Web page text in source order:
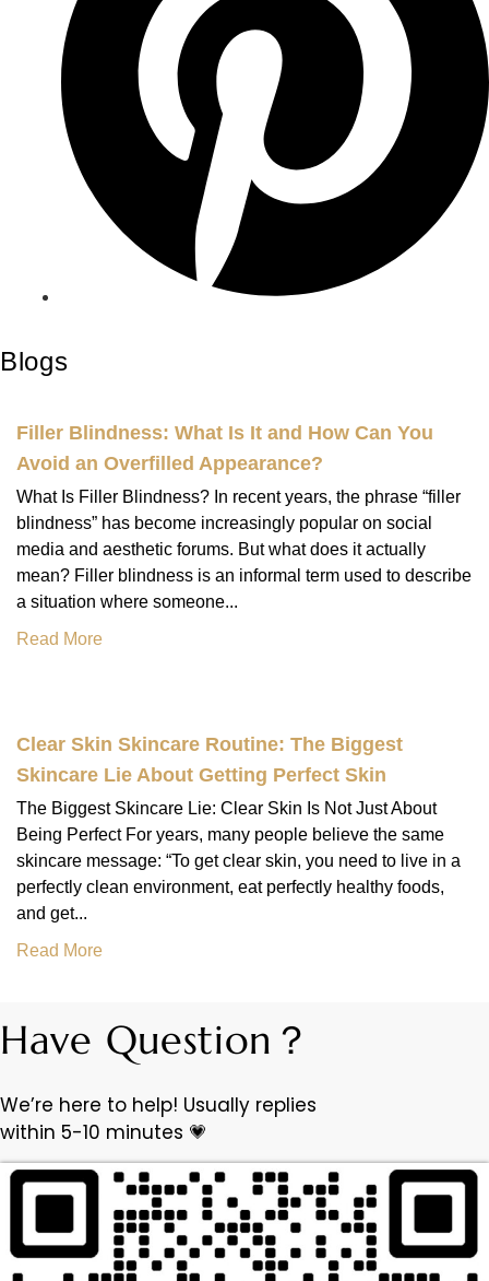
Blogs
Filler Blindness: What Is It and How Can You
Avoid an Overfilled Appearance?
What Is Filler Blindness? In recent years, the phrase “filler
blindness” has become increasingly popular on social
media and aesthetic forums. But what does it actually
mean? Filler blindness is an informal term used to describe
a situation where someone...
Read More
Clear Skin Skincare Routine: The Biggest
Skincare Lie About Getting Perfect Skin
The Biggest Skincare Lie: Clear Skin Is Not Just About
Being Perfect For years, many people believe the same
skincare message: “To get clear skin, you need to live in a
perfectly clean environment, eat perfectly healthy foods,
and get...
Read More
Have Question？
We’re here to help! Usually replies
within 5-10 minutes 💗